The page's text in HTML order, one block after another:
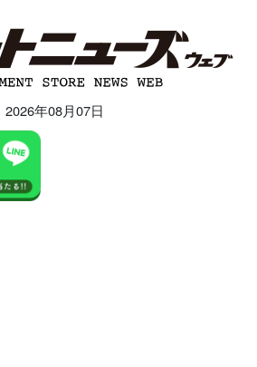
2026年08月07日